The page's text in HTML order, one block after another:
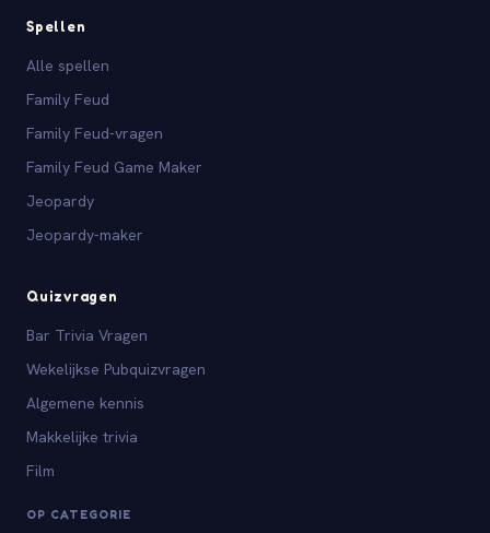
Spellen
Alle spellen
Family Feud
Family Feud-vragen
Family Feud Game Maker
Jeopardy
Jeopardy-maker
Quizvragen
Bar Trivia Vragen
Wekelijkse Pubquizvragen
Algemene kennis
Makkelijke trivia
Film
OP CATEGORIE